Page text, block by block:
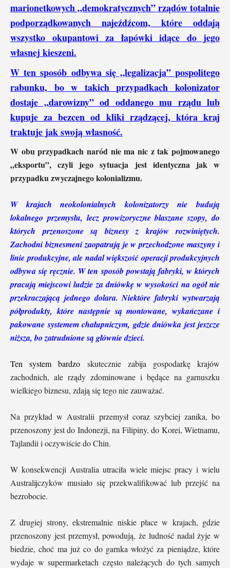
marionetkowych „demokratycznych” rządów totalnie
podporządkowanych najeźdźcom, które oddają
wszystko okupantowi za łapówki idące do jego
własnej kieszeni.
W ten sposób odbywa się „legalizacja” pospolitego
rabunku, bo w takich przypadkach kolonizator
dostaje „darowizny” od oddanego mu rządu lub
kupuje za bezcen od kliki rządzącej, która kraj
traktuje jak swoją własność.
W obu przypadkach naród nie ma nic z tak pojmowanego
„eksportu”, czyli jego sytuacja jest identyczna jak w
przypadku zwyczajnego kolonializmu.
W krajach neokolonialnych kolonizatorzy nie budują
lokalnego przemysłu, lecz prowizoryczne blaszane szopy, do
których przenoszone są biznesy z krajów rozwiniętych.
Zachodni biznesmeni zaopatrują je w przechodzone maszyny i
linie produkcyjne, ale nadal większość operacji produkcyjnych
odbywa się ręcznie. W ten sposób powstają fabryki, w których
pracują miejscowi ludzie za dniówkę w wysokości na ogół nie
przekraczającą jednego dolara. Niektóre fabryki wytwarzają
półprodukty, które następnie są montowane, wykańczane i
pakowane systemem chałupniczym, gdzie dniówka jest jeszcze
niższa, bo zatrudnione są głównie dzieci.
Ten system bardzo skutecznie zabija gospodarkę krajów
zachodnich, ale rządy zdominowane i będące na garnuszku
wielkiego biznesu, zdają się tego nie zauważać.
Na przykład w Australii przemysł coraz szybciej zanika, bo
przenoszony jest do Indonezji, na Filipiny, do Korei, Wietnamu,
Tajlandii i oczywiście do Chin.
W konsekwencji Australia utraciła wiele miejsc pracy i wielu
Australijczyków musiało się przekwalifikować lub przejść na
bezrobocie.
Z drugiej strony, ekstremalnie niskie płace w krajach, gdzie
przenoszony jest przemysł, powodują, że ludność nadal żyje w
biedzie, choć ma już co do garnka włożyć za pieniądze, które
wydaje w supermarketach często należących do tych samych